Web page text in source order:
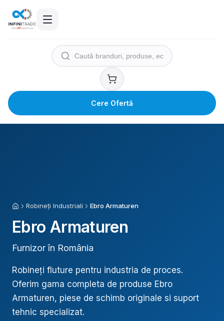
Cere Ofertă
AcasăRobineți Industriali Ebro Armaturen
Ebro Armaturen
Furnizor în România
Robineți fluture pentru industria de proces.
Oferim gama completa de produse Ebro
Armaturen, piese de schimb originale si suport
tehnic specializat.